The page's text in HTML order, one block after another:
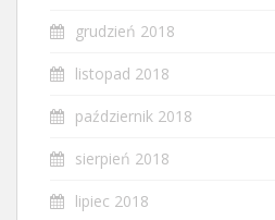
grudzień 2018
listopad 2018
październik 2018
sierpień 2018
lipiec 2018